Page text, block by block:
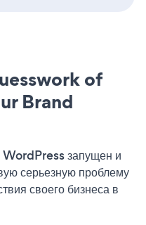
of
Brand
запущен и
серьезную проблему
своего бизнеса в